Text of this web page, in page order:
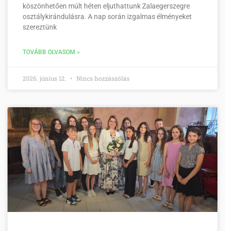
köszönhetően múlt héten eljuthattunk Zalaegerszegre
osztálykirándulásra. A nap során izgalmas élményeket
szereztünk
TOVÁBB OLVASOM »
2026. június 12. Nincs hozzászólás